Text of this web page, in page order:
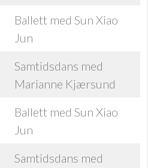
Ballett med Sun Xiao
Jun
Samtidsdans med
Marianne Kjærsund
Ballett med Sun Xiao
Jun
Samtidsdans med